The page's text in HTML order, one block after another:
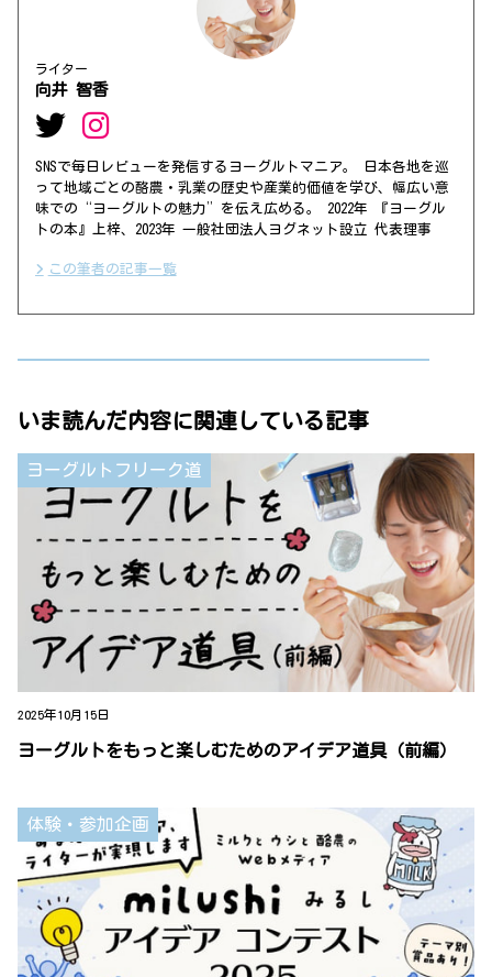
ライター
向井 智香
SNSで毎日レビューを発信するヨーグルトマニア。 日本各地を巡
って地域ごとの酪農・乳業の歴史や産業的価値を学び、幅広い意
味での“ヨーグルトの魅力”を伝え広める。 2022年 『ヨーグル
トの本』上梓、2023年 一般社団法人ヨグネット設立 代表理事
この筆者の記事一覧
いま読んだ内容に関連している記事
ヨーグルトフリーク道
2025年10月15日
ヨーグルトをもっと楽しむためのアイデア道具（前編）
体験・参加企画